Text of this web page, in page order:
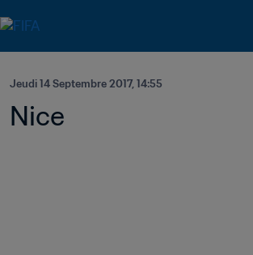
Jeudi 14 Septembre 2017, 14:55
Nice